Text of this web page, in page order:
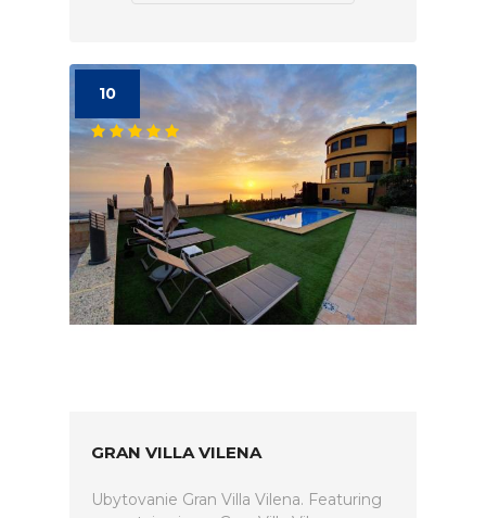
10
GRAN VILLA VILENA
Ubytovanie Gran Villa Vilena. Featuring